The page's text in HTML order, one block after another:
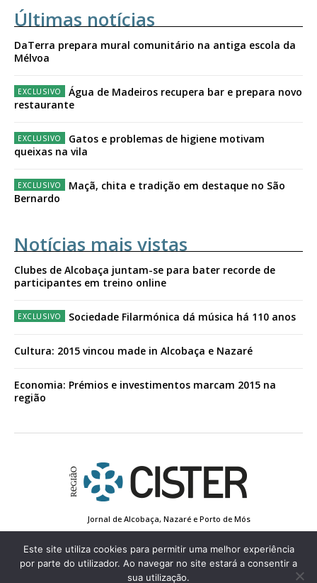
Últimas notícias
DaTerra prepara mural comunitário na antiga escola da
Mélvoa
Água de Madeiros recupera bar e prepara novo
restaurante
Gatos e problemas de higiene motivam
queixas na vila
Maçã, chita e tradição em destaque no São
Bernardo
Notícias mais vistas
Clubes de Alcobaça juntam-se para bater recorde de
participantes em treino online
Sociedade Filarmónica dá música há 110 anos
Cultura: 2015 vincou made in Alcobaça e Nazaré
Economia: Prémios e investimentos marcam 2015 na
região
Jornal de Alcobaça, Nazaré e Porto de Mós
Estatuto Editorial
Contactos
Política de Privacidade
Conta de Registo
Edição Impressa
Este site utiliza cookies para permitir uma melhor experiência
por parte do utilizador. Ao navegar no site estará a consentir a
sua utilização.